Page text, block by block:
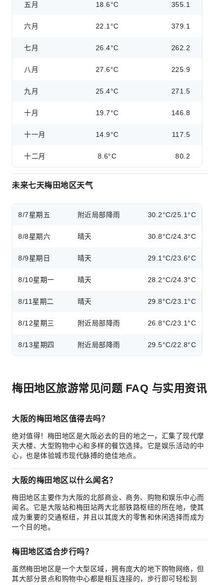
五月 18.6°C 355.1
六月 22.1°C 379.1
七月 26.4°C 262.2
八月 27.6°C 225.9
九月 25.4°C 271.5
十月 19.7°C 146.8
十一月 14.9°C 117.5
十二月 8.6°C 80.2
未来七天梅田地区天气
8/7星期五 附近局部降雨 30.2°C/25.1°C
8/8星期六 晴天 30.8°C/24.3°C
8/9星期日 晴天 29.1°C/23.6°C
8/10星期一 晴天 28.2°C/24.3°C
8/11 星期二 晴天 29.8°C/23.1°C
8/12星期三 附近局部降雨 26.8°C/23.1°C
8/13星期四 附近局部降雨 29.5°C/22.8°C
梅田地区旅游常见问题 FAQ 与实用资讯
大阪的梅田地区值得去吗？
绝对值得！梅田地区是大阪必去的目的地之一，汇集了现代摩
天大楼、大型购物中心和多样的餐饮选择。它是娱乐活动的中
心，也是体验城市现代脉搏的绝佳地点。
大阪的梅田地区以什么闻名？
梅田地区主要作为大阪的北部商业、商务、购物和娱乐中心而
闻名。它是大阪站和梅田站两大北部铁路枢纽的所在地，使其
成为重要的交通枢纽，并且以其庞大的零售和休闲选择而成为
一个目的地。
梅田地区适合步行吗？
虽然梅田地区是一个大型区域，拥有庞大的地下购物网络，但
其大部分景点和购物中心都是相互连接的，步行即可轻松到